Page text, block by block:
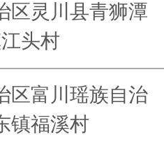
区灵川县青狮潭
头村
区富川瑶族自治
镇福溪村